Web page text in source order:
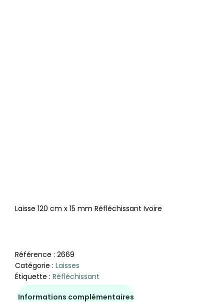
Laisse 120 cm x 15 mm Réfléchissant Ivoire
Référence : 2669
Catégorie : Laisses
Étiquette : Réfléchissant
Informations complémentaires